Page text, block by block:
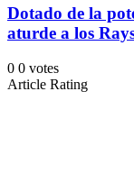
Dotado de la
aturde a los
0 0 votes
Article Rating